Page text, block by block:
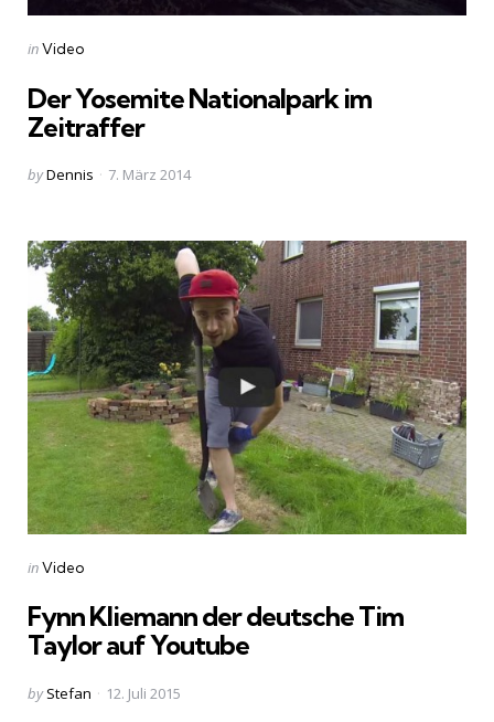
Categories
Posted
inVideo
Der Yosemite Nationalpark im
Zeitraffer
Posted
byDennis 7. März 2014
Categories
Posted
inVideo
Fynn Kliemann der deutsche Tim
Taylor auf Youtube
Posted
by Stefan 12. Juli 2015